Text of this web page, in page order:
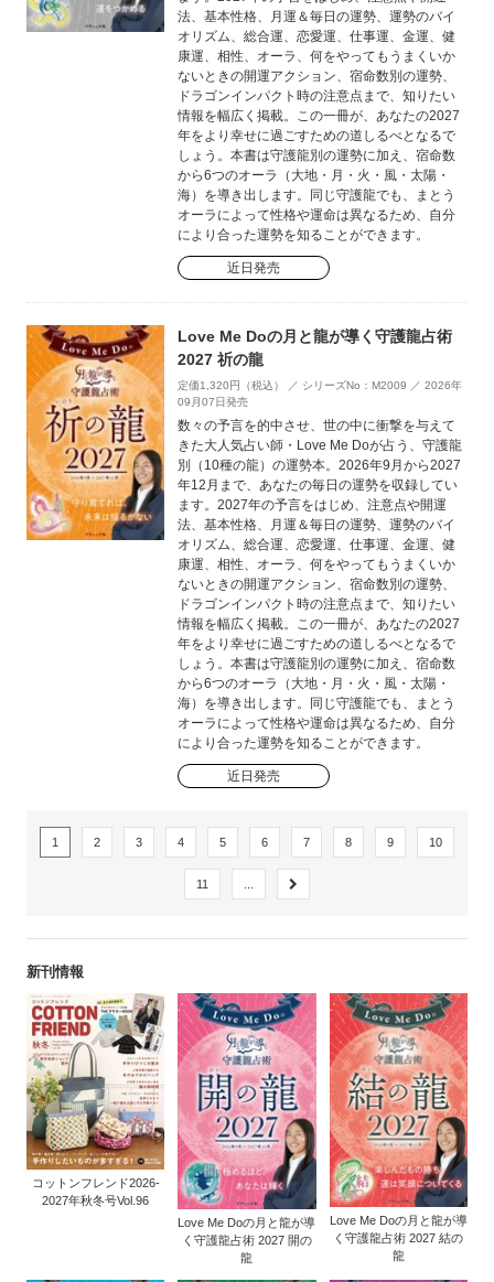
法、基本性格、月運＆毎日の運勢、運勢のバイ
オリズム、総合運、恋愛運、仕事運、金運、健
康運、相性、オーラ、何をやってもうまくいか
ないときの開運アクション、宿命数別の運勢、
ドラゴンインパクト時の注意点まで、知りたい
情報を幅広く掲載。この一冊が、あなたの2027
年をより幸せに過ごすための道しるべとなるで
しょう。本書は守護龍別の運勢に加え、宿命数
から6つのオーラ（大地・月・火・風・太陽・
海）を導き出します。同じ守護龍でも、まとう
オーラによって性格や運命は異なるため、自分
により合った運勢を知ることができます。
近日発売
Love Me Doの月と龍が導く守護龍占術
2027 祈の龍
定価1,320円（税込） ／ シリーズNo：M2009 ／ 2026年
09月07日発売
数々の予言を的中させ、世の中に衝撃を与えて
きた大人気占い師・Love Me Doが占う、守護龍
別（10種の龍）の運勢本。2026年9月から2027
年12月まで、あなたの毎日の運勢を収録してい
ます。2027年の予言をはじめ、注意点や開運
法、基本性格、月運＆毎日の運勢、運勢のバイ
オリズム、総合運、恋愛運、仕事運、金運、健
康運、相性、オーラ、何をやってもうまくいか
ないときの開運アクション、宿命数別の運勢、
ドラゴンインパクト時の注意点まで、知りたい
情報を幅広く掲載。この一冊が、あなたの2027
年をより幸せに過ごすための道しるべとなるで
しょう。本書は守護龍別の運勢に加え、宿命数
から6つのオーラ（大地・月・火・風・太陽・
海）を導き出します。同じ守護龍でも、まとう
オーラによって性格や運命は異なるため、自分
により合った運勢を知ることができます。
近日発売
1 2 3 4 5 6 7 8 9 10
11
新刊情報
コットンフレンド2026-
2027年秋冬号Vol.96
Love Me Doの月と龍が導
く守護龍占術 2027 開の
龍
Love Me Doの月と龍が導
く守護龍占術 2027 結の
龍